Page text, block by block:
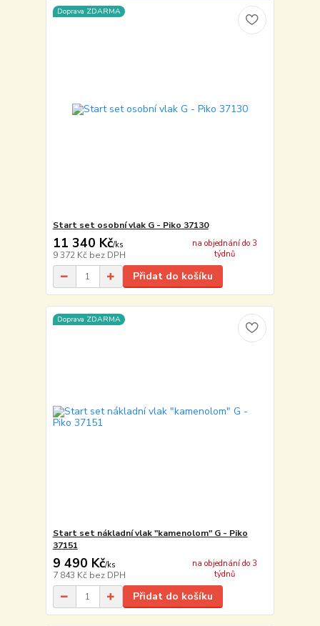
Doprava ZDARMA
Start set osobní vlak G - Piko 37130
11 340 Kč/ks
9 372 Kč bez DPH
na objednání do 3
týdnů
Přidat do košíku
Doprava ZDARMA
Start set nákladní vlak "kamenolom" G - Piko
37151
9 490 Kč/ks
7 843 Kč bez DPH
na objednání do 3
týdnů
Přidat do košíku